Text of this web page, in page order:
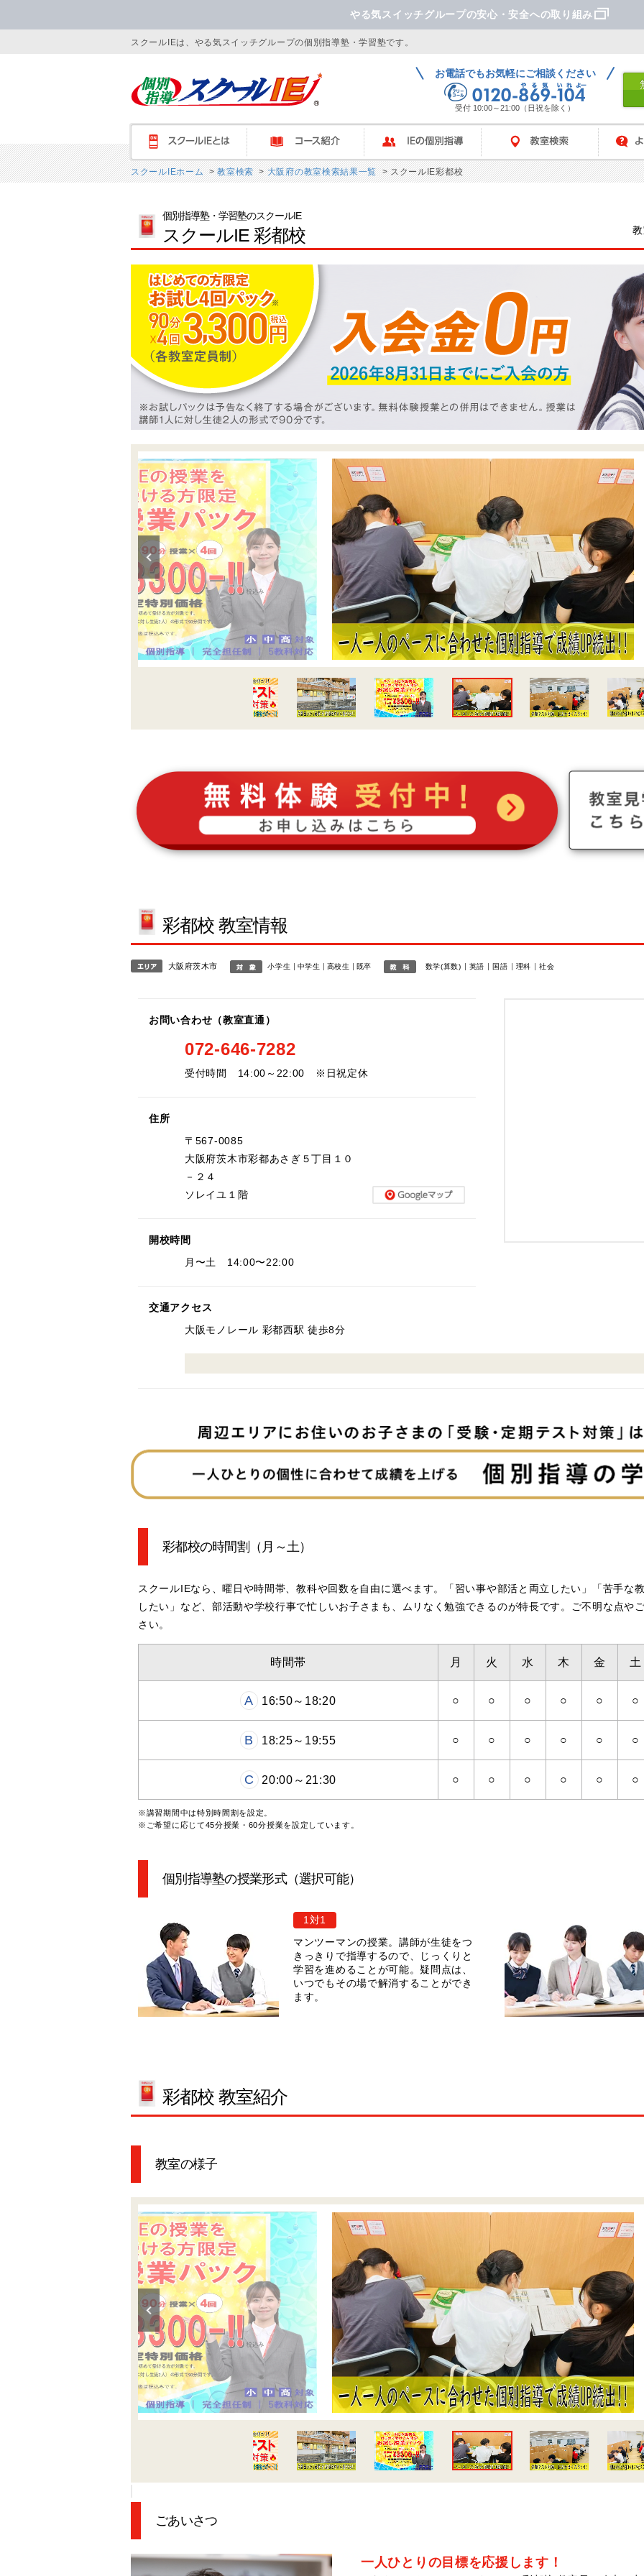
やる気スイッチグループの安心・安全への取り組み
スクールIEは、やる気スイッチグループの個別指導塾・学習塾です。
お電話でもお気軽にご相談ください
受付 10:00～21:00（日祝を除く）
スクールIEとは コース紹介 IEの個別指導 教室検索 よくあ
スクールIEホーム>教室検索>大阪府の教室検索結果一覧> スクールIE彩都校
個別指導塾・学習塾のスクールIE
スクールIE 彩都校
彩都校 教室情報
大阪府茨木市 小学生 中学生 高校生 既卒 数学(算数) 英語 国語 理科 社会
お問い合わせ（教室直通）
072-646-7282
受付時間 14:00～22:00 ※日祝定休
住所
〒567-0085
大阪府茨木市彩都あさぎ５丁目１０
－２４
ソレイユ１階
開校時間
月〜土 14:00〜22:00
交通アクセス
大阪モノレール 彩都西駅 徒歩8分
彩都校の時間割 （月～土）
スクールIEなら、曜日や時間帯、教科や回数を自由に選べます。「習い事や部活と両立したい」「苦手な
したい」など、部活動や学校行事で忙しいお子さまも、ムリなく勉強できるのが特長です。ご不明な点や
さい。
時間帯 月 火 水 木 金 土
A 16:50～18:20 ○ ○ ○ ○ ○ ○
B 18:25～19:55 ○ ○ ○ ○ ○ ○
C 20:00～21:30 ○ ○ ○ ○ ○ ○
※講習期間中は特別時間割を設定。
※ご希望に応じて45分授業・60分授業を設定しています。
個別指導塾の授業形式（選択可能）
1対1
マンツーマンの授業。講師が生徒をつ
きっきりで指導するので、じっくりと
学習を進めることが可能。疑問点は、
いつでもその場で解消することができ
ます。
彩都校 教室紹介
教室の様子
ごあいさつ
一人ひとりの目標を応援します！